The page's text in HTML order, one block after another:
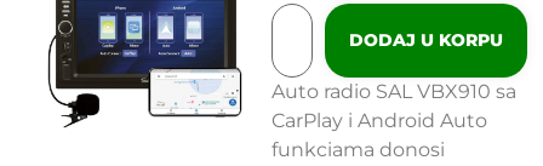
DODAJ U KORPU
Auto radio SAL VBX910 sa
CarPlay i Android Auto
funkciama donosi